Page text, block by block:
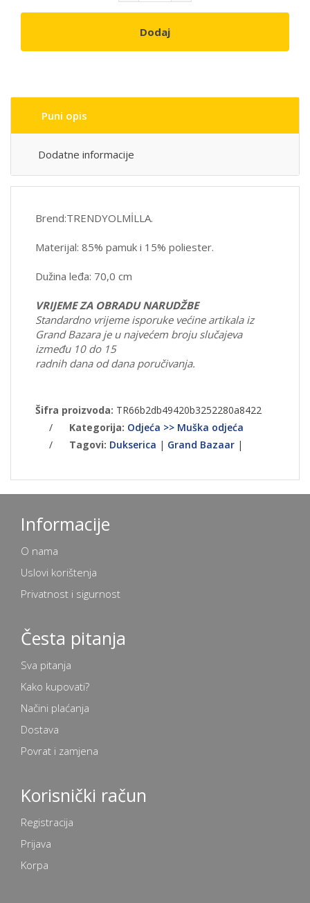
Dodaj
Puni opis
Dodatne informacije
Brend:TRENDYOLMİLLA.
Materijal: 85% pamuk i 15% poliester.
Dužina leđa: 70,0 cm
VRIJEME ZA OBRADU NARUDŽBE
Standardno vrijeme isporuke većine artikala iz
Grand Bazara je u najvećem broju slučajeva
između 10 do 15
radnih dana od dana poručivanja.
Šifra proizvoda: TR66b2db49420b3252280a8422
/
Kategorija: Odjeća >> Muška odjeća
/
Tagovi: Dukserica | Grand Bazaar |
Informacije
O nama
Uslovi korištenja
Privatnost i sigurnost
Česta pitanja
Sva pitanja
Kako kupovati?
Načini plaćanja
Dostava
Povrat i zamjena
Korisnički račun
Registracija
Prijava
Korpa